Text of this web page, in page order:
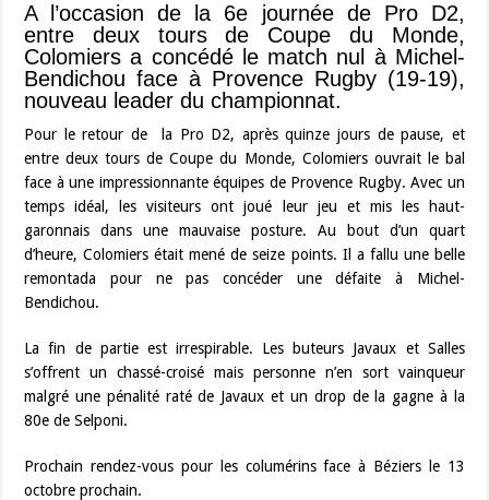
A l’occasion de la 6e journée de Pro D2,
entre deux tours de Coupe du Monde,
Colomiers a concédé le match nul à Michel-
Bendichou face à Provence Rugby (19-19),
nouveau leader du championnat.
Pour le retour de la Pro D2, après quinze jours de pause, et
entre deux tours de Coupe du Monde, Colomiers ouvrait le bal
face à une impressionnante équipes de Provence Rugby. Avec un
temps idéal, les visiteurs ont joué leur jeu et mis les haut-
garonnais dans une mauvaise posture. Au bout d’un quart
d’heure, Colomiers était mené de seize points. Il a fallu une belle
remontada pour ne pas concéder une défaite à Michel-
Bendichou.
La fin de partie est irrespirable. Les buteurs Javaux et Salles
s’offrent un chassé-croisé mais personne n’en sort vainqueur
malgré une pénalité raté de Javaux et un drop de la gagne à la
80e de Selponi.
Prochain rendez-vous pour les columérins face à Béziers le 13
octobre prochain.